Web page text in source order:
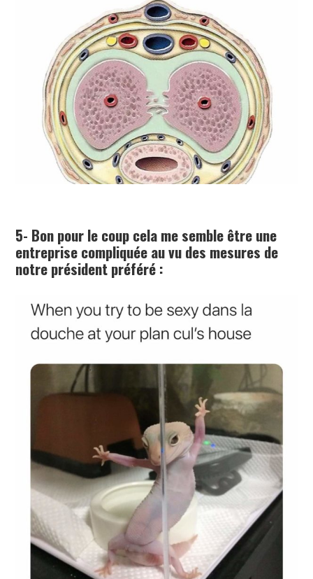
5- Bon pour le coup cela me semble être une
entreprise compliquée au vu des mesures de
notre président préféré :